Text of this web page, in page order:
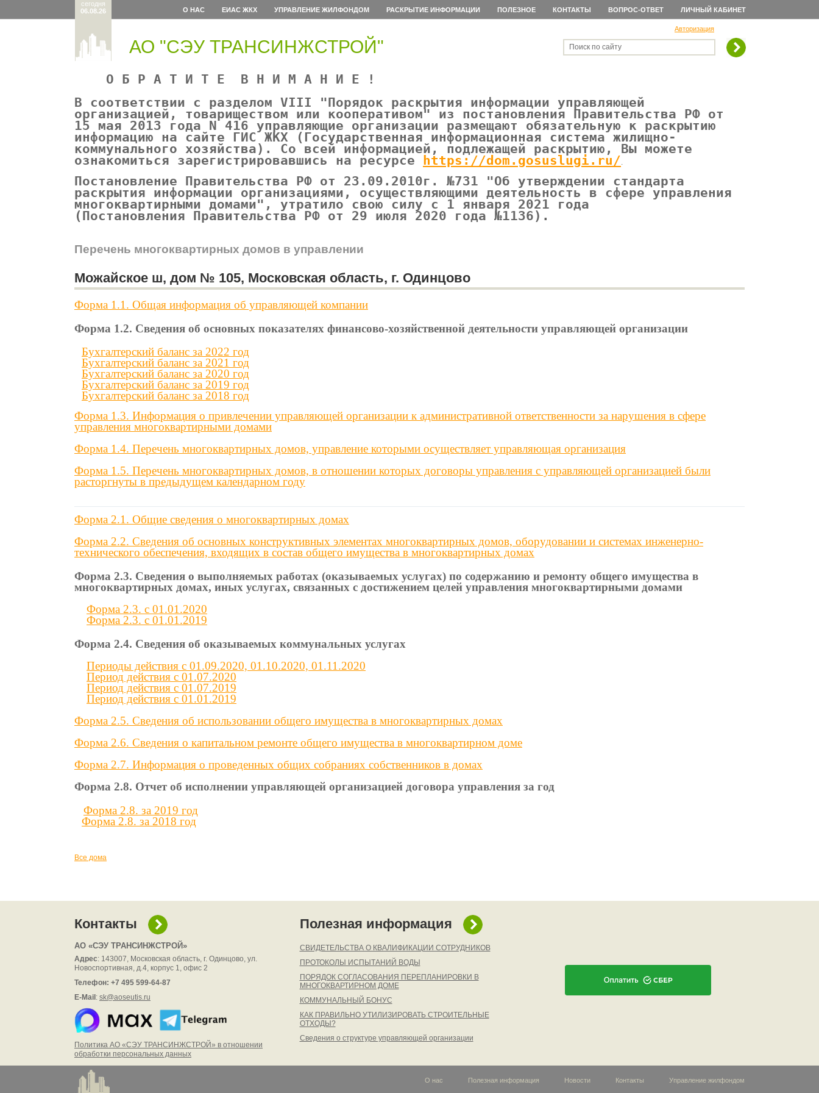
АО "СЭУ ТРАНСИНЖСТРОЙ"
Авторизация
Поиск по сайту
сегодня
06.08.26
О НАС ЕИАС ЖКХ УПРАВЛЕНИЕ ЖИЛФОНДОМ РАСКРЫТИЕ ИНФОРМАЦИИ ПОЛЕЗНОЕ КОНТАКТЫ ВОПРОС-ОТВЕТ ЛИЧНЫЙ КАБИНЕТ
О Б Р А Т И Т Е В Н И М А Н И Е !
В соответствии с разделом VIII "Порядок раскрытия информации управляющей
организацией, товариществом или кооперативом" из постановления Правительства РФ от
15 мая 2013 года N 416 управляющие организации размещают обязательную к раскрытию
информацию на сайте ГИС ЖКХ (Государственная информационная система жилищно-
коммунального хозяйства). Со всей информацией, подлежащей раскрытию, Вы можете
ознакомиться зарегистрировавшись на ресурсе https://dom.gosuslugi.ru/.
Постановление Правительства РФ от 23.09.2010г. №731 "Об утверждении стандарта
раскрытия информации организациями, осуществляющими деятельность в сфере управления
многоквартирными домами", утратило свою силу с 1 января 2021 года
(Постановления Правительства РФ от 29 июля 2020 года №1136).
Перечень многоквартирных домов в управлении
Можайское ш, дом № 105, Московская область, г. Одинцово
Форма 1.1. Общая информация об управляющей компании
Форма 1.2. Сведения об основных показателях финансово-хозяйственной деятельности управляющей организации
Бухгалтерский баланс за 2022 год
Бухгалтерский баланс за 2021 год
Бухгалтерский баланс за 2020 год
Бухгалтерский баланс за 2019 год
Бухгалтерский баланс за 2018 год
Форма 1.3. Информация о привлечении управляющей организации к административной ответственности за нарушения в сфере
управления многоквартирными домами
Форма 1.4. Перечень многоквартирных домов, управление которыми осуществляет управляющая организация
Форма 1.5. Перечень многоквартирных домов, в отношении которых договоры управления с управляющей организацией были
расторгнуты в предыдущем календарном году
Форма 2.1. Общие сведения о многоквартирных домах
Форма 2.2. Сведения об основных конструктивных элементах многоквартирных домов, оборудовании и системах инженерно-
технического обеспечения, входящих в состав общего имущества в многоквартирных домах
Форма 2.3. Сведения о выполняемых работах (оказываемых услугах) по содержанию и ремонту общего имущества в
многоквартирных домах, иных услугах, связанных с достижением целей управления многоквартирными домами
Форма 2.3. с 01.01.2020
Форма 2.3. с 01.01.2019
Форма 2.4. Сведения об оказываемых коммунальных услугах
Периоды действия c 01.09.2020, 01.10.2020, 01.11.2020
Период действия c 01.07.2020
Период действия c 01.07.2019
Период действия c 01.01.2019
Форма 2.5. Сведения об использовании общего имущества в многоквартирных домах
Форма 2.6. Сведения о капитальном ремонте общего имущества в многоквартирном доме
Форма 2.7. Информация о проведенных общих собраниях собственников в домах
Форма 2.8. Отчет об исполнении управляющей организацией договора управления за год
Форма 2.8. за 2019 год
Форма 2.8. за 2018 год
Все дома
Контакты
АО «СЭУ ТРАНСИНЖСТРОЙ»
Адрес: 143007, Московская область, г. Одинцово, ул.
Новоспортивная, д.4, корпус 1, офис 2
Телефон: +7 495 599-64-87
E-Mail : sk@aoseutis.ru
Политика АО «СЭУ ТРАНСИНЖСТРОЙ» в отношении
обработки персональных данных
Полезная информация
СВИДЕТЕЛЬСТВА О КВАЛИФИКАЦИИ СОТРУДНИКОВ
ПРОТОКОЛЫ ИСПЫТАНИЙ ВОДЫ
ПОРЯДОК СОГЛАСОВАНИЯ ПЕРЕПЛАНИРОВКИ В
МНОГОКВАРТИРНОМ ДОМЕ
КОММУНАЛЬНЫЙ БОНУС
КАК ПРАВИЛЬНО УТИЛИЗИРОВАТЬ СТРОИТЕЛЬНЫЕ
ОТХОДЫ?
Сведения о структуре управляющей организации
О нас Полезная информация Новости Контакты Управление жилфондом